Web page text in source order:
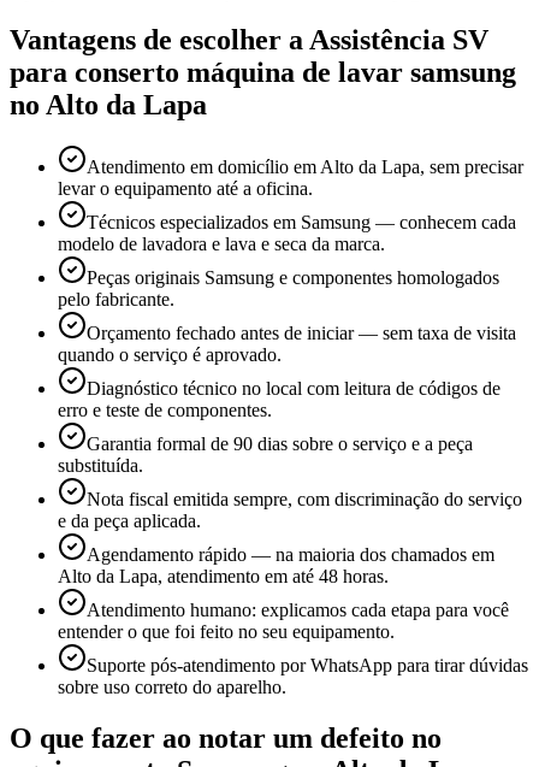
Vantagens de escolher a Assistência SV
para conserto máquina de lavar samsung
no Alto da Lapa
Atendimento em domicílio em Alto da Lapa, sem precisar
levar o equipamento até a oficina.
Técnicos especializados em Samsung — conhecem cada
modelo de lavadora e lava e seca da marca.
Peças originais Samsung e componentes homologados
pelo fabricante.
Orçamento fechado antes de iniciar — sem taxa de visita
quando o serviço é aprovado.
Diagnóstico técnico no local com leitura de códigos de
erro e teste de componentes.
Garantia formal de 90 dias sobre o serviço e a peça
substituída.
Nota fiscal emitida sempre, com discriminação do serviço
e da peça aplicada.
Agendamento rápido — na maioria dos chamados em
Alto da Lapa, atendimento em até 48 horas.
Atendimento humano: explicamos cada etapa para você
entender o que foi feito no seu equipamento.
Suporte pós-atendimento por WhatsApp para tirar dúvidas
sobre uso correto do aparelho.
O que fazer ao notar um defeito no